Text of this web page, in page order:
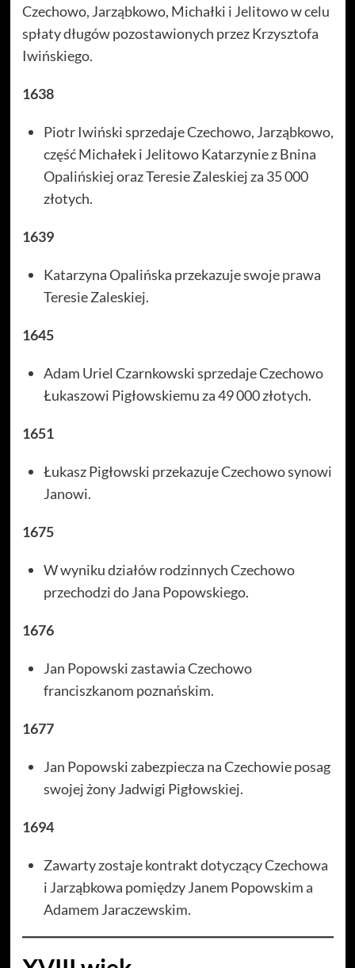
Czechowo, Jarząbkowo, Michałki i Jelitowo w celu
spłaty długów pozostawionych przez Krzysztofa
Iwińskiego.
1638
Piotr Iwiński sprzedaje Czechowo, Jarząbkowo,
część Michałek i Jelitowo Katarzynie z Bnina
Opalińskiej oraz Teresie Zaleskiej za 35 000
złotych.
1639
Katarzyna Opalińska przekazuje swoje prawa
Teresie Zaleskiej.
1645
Adam Uriel Czarnkowski sprzedaje Czechowo
Łukaszowi Pigłowskiemu za 49 000 złotych.
1651
Łukasz Pigłowski przekazuje Czechowo synowi
Janowi.
1675
W wyniku działów rodzinnych Czechowo
przechodzi do Jana Popowskiego.
1676
Jan Popowski zastawia Czechowo
franciszkanom poznańskim.
1677
Jan Popowski zabezpiecza na Czechowie posag
swojej żony Jadwigi Pigłowskiej.
1694
Zawarty zostaje kontrakt dotyczący Czechowa
i Jarząbkowa pomiędzy Janem Popowskim a
Adamem Jaraczewskim.